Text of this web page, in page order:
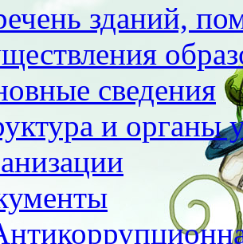
зданий,
сведения
и органы